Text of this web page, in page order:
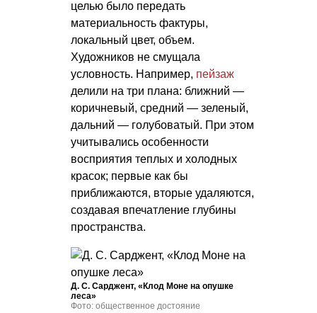
целью было передать
материальность фактуры,
локальный цвет, объем.
Художников не смущала
условность. Например, пейзаж
делили на три плана: ближний —
коричневый, средний — зеленый,
дальний — голубоватый. При этом
учитывались особенности
восприятия теплых и холодных
красок; первые как бы
приближаются, вторые удаляются,
создавая впечатление глубины
пространства.
Д. С. Сарджент, «Клод Моне на опушке
леса»
Фото: общественное достояние